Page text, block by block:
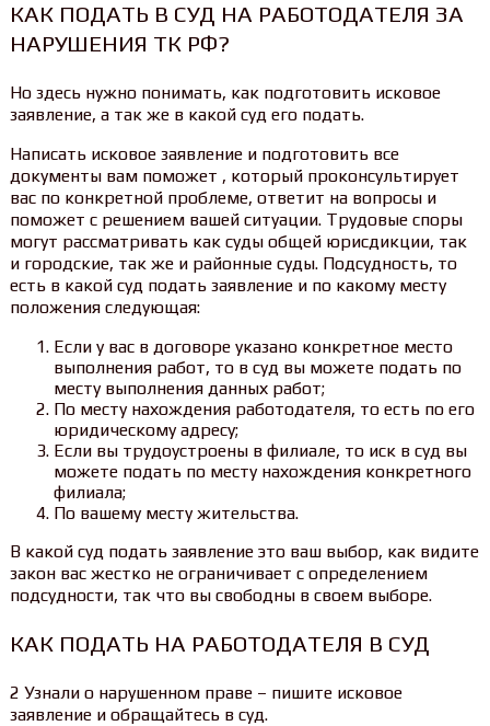
КАК ПОДАТЬ В СУД НА РАБОТОДАТЕЛЯ ЗА
НАРУШЕНИЯ ТК РФ?
Но здесь нужно понимать, как подготовить исковое
заявление, а так же в какой суд его подать.
Написать исковое заявление и подготовить все
документы вам поможет , который проконсультирует
вас по конкретной проблеме, ответит на вопросы и
поможет с решением вашей ситуации. Трудовые споры
могут рассматривать как суды общей юрисдикции, так
и городские, так же и районные суды. Подсудность, то
есть в какой суд подать заявление и по какому месту
положения следующая:
Если у вас в договоре указано конкретное место
выполнения работ, то в суд вы можете подать по
месту выполнения данных работ;
По месту нахождения работодателя, то есть по его
юридическому адресу;
Если вы трудоустроены в филиале, то иск в суд вы
можете подать по месту нахождения конкретного
филиала;
По вашему месту жительства.
В какой суд подать заявление это ваш выбор, как видите
закон вас жестко не ограничивает с определением
подсудности, так что вы свободны в своем выборе.
КАК ПОДАТЬ НА РАБОТОДАТЕЛЯ В СУД
2 Узнали о нарушенном праве – пишите исковое
заявление и обращайтесь в суд.